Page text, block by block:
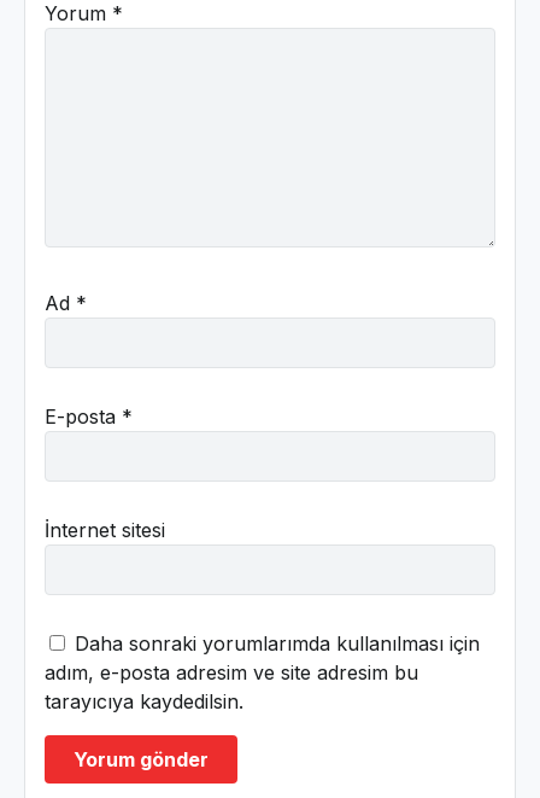
Yorum *
Ad *
E-posta *
İnternet sitesi
Daha sonraki yorumlarımda kullanılması için
adım, e-posta adresim ve site adresim bu
tarayıcıya kaydedilsin.